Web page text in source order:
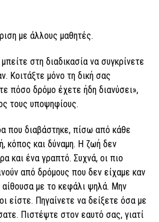
με άλλους μαθητές.
στη διαδικασία να συγκρίνετε
Κοιτάξτε μόνο τη δική σας
πόσο δρόμο έχετε ήδη διανύσει»,
τους υποψηφίους.
που διαβάστηκε, πίσω από κάθε
κόπος και δύναμη. Η ζωή δεν
και ένα γραπτό. Συχνά, οι πιο
από δρόμους που δεν είχαμε καν
με το κεφάλι ψηλά. Μην
είστε. Πηγαίνετε να δείξετε όσα με
Πιστέψτε στον εαυτό σας, γιατί